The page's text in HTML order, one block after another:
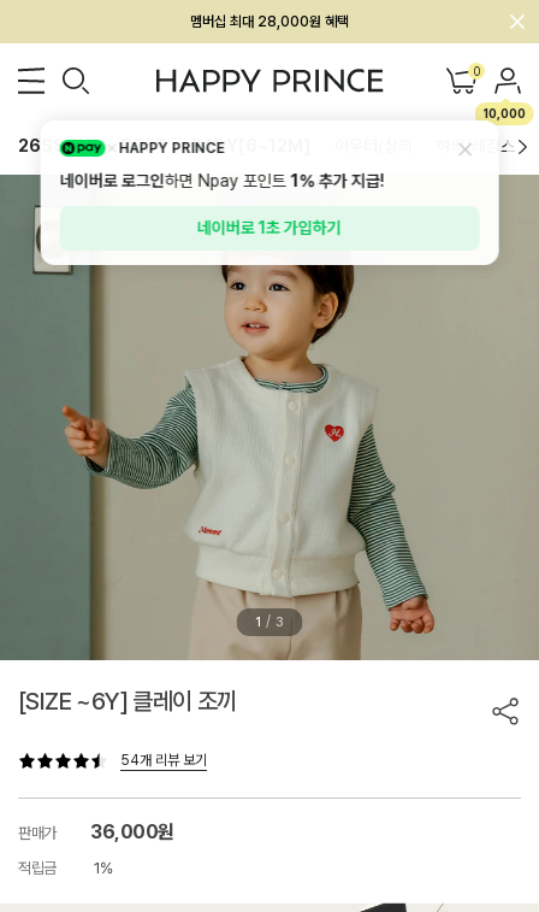
회원전용 아울렛, 가입하면 ~60% 할인!
멤버십 최대 28,000원 혜택 0
10,000
26SS 신상 BEST BABY[6~12M] 하의/레깅스
1 / 3
[SIZE ~6Y] 클레이 조끼
54개 리뷰 보기
판매가 36,000원
적립금 1%
HAPPY PRINCE
네이버로 로그인하면 Npay 포인트1%추가 지급!
네이버로 1초 가입하기